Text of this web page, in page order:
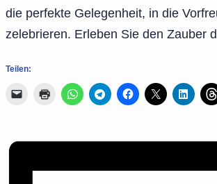
die perfekte Gelegenheit, in die
zelebrieren. Erleben Sie den Zauber
Teilen: